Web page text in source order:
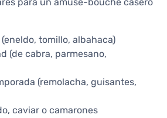
tomillo, albahaca)
(de cabra, parmesano,
(remolacha, guisantes,
caviar o camarones